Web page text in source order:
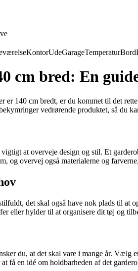
KontorUdeGarageTemperaturBord
cm bred: En
er 140 cm bredt, er du kommet til det
vedrørende produktet, så du
at overveje design og stil. Et
og overvej også materialerne og
det skal også have nok plads til at
eller hylder til at organisere dit tøj og
du, at det skal vare i mange år.
få en idé om holdbarheden af det